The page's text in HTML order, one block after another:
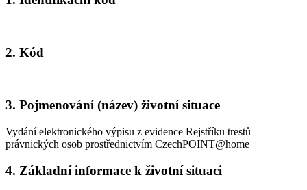
2. Kód
3. Pojmenování (název) životní situace
Vydání elektronického výpisu z evidence Rejstříku trestů
právnických osob prostřednictvím CzechPOINT@home
4. Základní informace k životní situaci